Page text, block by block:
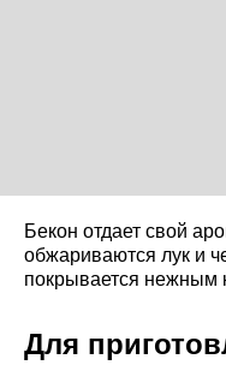
Бекон отдает свой
обжариваются лук и
покрывается нежным
Для